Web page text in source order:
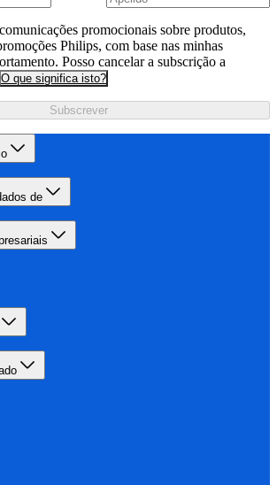
promocionais sobre produtos,
Philips, com base nas minhas
Posso cancelar a subscrição a
O que significa isto?
Subscrever
de